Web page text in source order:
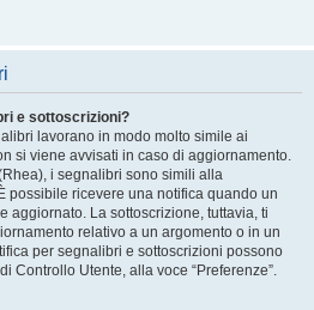
e sottoscrizioni?
lavorano in modo molto simile ai
si viene avvisati in caso di aggiornamento.
i segnalibri sono simili alla
possibile ricevere una notifica quando un
aggiornato. La sottoscrizione, tuttavia, ti
relativo a un argomento o in un
per segnalibri e sottoscrizioni possono
Controllo Utente, alla voce “Preferenze”.